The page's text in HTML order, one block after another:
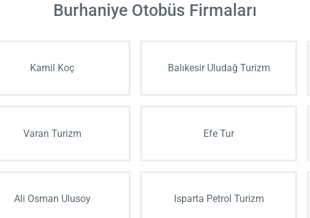
Burhaniye Otobüs Firmaları
Kamil Koç Balıkesir Uludağ Turizm
Varan Turizm Efe Tur
Ali Osman Ulusoy Isparta Petrol Turizm